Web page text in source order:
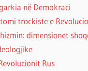
në Demokraci
trockiste e
dimensionet
Rus